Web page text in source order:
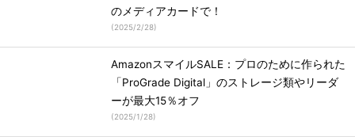
のメディアカードで！
(2025/2/28)
AmazonスマイルSALE：プロのために作られた
「ProGrade Digital」のストレージ類やリーダ
ーが最大15％オフ
(2025/1/28)